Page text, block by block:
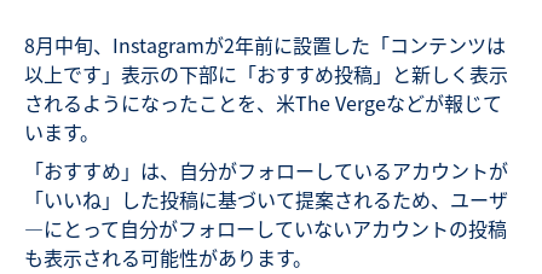
8月中旬、Instagramが2年前に設置した「コンテンツは
以上です」表示の下部に「おすすめ投稿」と新しく表示
されるようになったことを、米The Vergeなどが報じて
います。
「おすすめ」は、自分がフォローしているアカウントが
「いいね」した投稿に基づいて提案されるため、ユーザ
―にとって自分がフォローしていないアカウントの投稿
も表示される可能性があります。